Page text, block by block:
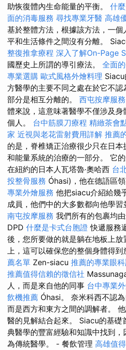
助恢復體內生命能量的平衡。 什
面的消毒服務 尋找專業牙醫 高雄
基於整體方法，根據該方法，一
平和生活條件之間沒有分離。
整復推拿療程 深入了解On-Page
國歷史上所謂的導引療法。 全面
專業選購 歐式風格外燴料理
方醫學的主要不同之處在於它不
部分是相互分離的。 西屯按摩服務
體來說，這意味著醫學不僅涉及
個人。 台中筋膜刀療程 精緻茶會
家 近視與老花雷射費用詳解 推薦
的是，脊椎矯正治療很少只在日
和能量系統的治療的一部分。 它
在紐約的日本人瓦塔魯·奧哈西 台
投整骨服務 Óhasi)，他在德語區
專業外燴服務 他把siacu介紹給幾
成員，他們中的大多數都向他學習
南屯按摩服務 我們所有的包裹均
DPD 什麼是卡式台胞證 快遞服務
後，您所要做的就是躺在地板上放
上，這可以確保您的整個身體得到
薦名單 Zen-siacu 推薦的專業眼
推薦值得信賴的徵信社
人，而是來自他的同事 台中專業
飲機推薦 Óhasi。 奈米科西不認
而是西方和東方之間的調解者。
醫的見解結合起來。 Siacu的基礎
典醫學的豐富經驗和知識中找到
為傳統醫學。 - 餐飲管理 高雄值